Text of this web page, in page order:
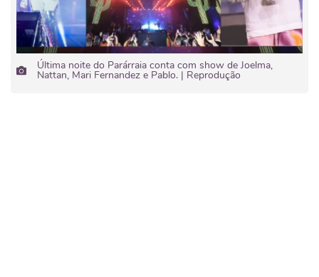
Última noite do Parárraia conta com show de Joelma,
Nattan, Mari Fernandez e Pablo. | Reprodução